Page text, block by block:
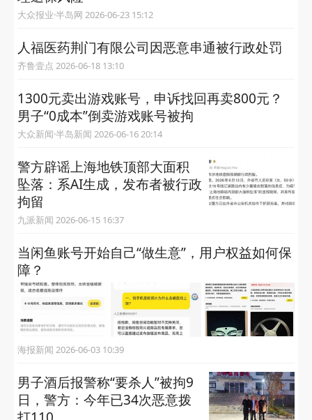
大众报业·半岛网 2026-06-23 15:12
人福医药荆门有限公司因恶意串通被行政处罚
齐鲁壹点 2026-06-18 13:10
1300元卖出游戏账号，申诉找回再卖800元？
男子“0成本”倒卖游戏账号被拘
大众新闻·半岛新闻 2026-06-16 20:14
警方辟谣上海地铁顶部大面积
坠落：系AI生成，发布者被行政
拘留
九派新闻 2026-06-15 16:37
当闲鱼账号开始自己“做生意”，用户权益如何保
障？
海报新闻 2026-06-03 10:39
男子酒后报警称“要杀人”被拘9
日，警方：今年已34次恶意拨